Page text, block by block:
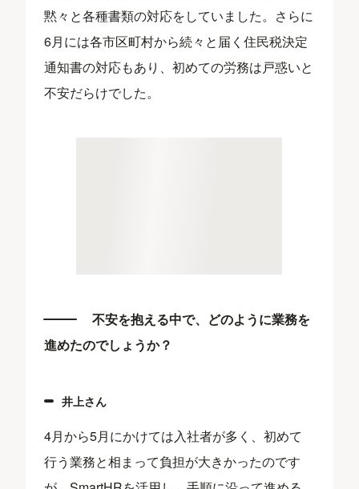
黙々と各種書類の対応をしていました。さらに
6月には各市区町村から続々と届く住民税決定
通知書の対応もあり、初めての労務は戸惑いと
不安だらけでした。
不安を抱える中で、どのように業務を
進めたのでしょうか？
井上さん
4月から5月にかけては入社者が多く、初めて
行う業務と相まって負担が大きかったのです